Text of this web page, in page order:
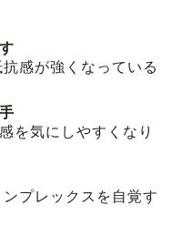
感が強くなっている
を気にしやすくなり
プレックスを自覚す